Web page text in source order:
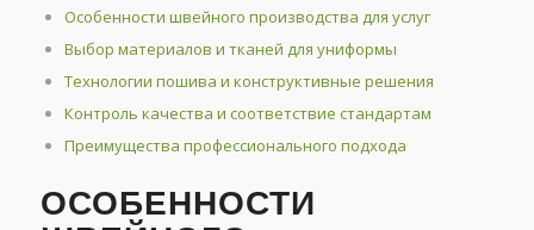
Особенности швейного производства для услуг
Выбор материалов и тканей для униформы
Технологии пошива и конструктивные решения
Контроль качества и соответствие стандартам
Преимущества профессионального подхода
ОСОБЕННОСТИ